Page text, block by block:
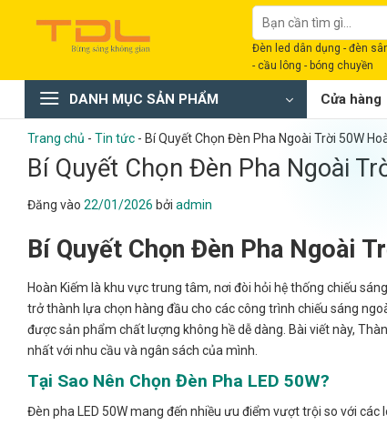
dung
Tìm
kiếm:
Đèn led dân dụng - đèn
- cầu lông - bóng chuyền
DANH MỤC SẢN PHẨM Cửa hàng
Trang chủ - Tin tức - Bí Quyết Chọn Đèn Pha Ngoài Trời 50W
Bí Quyết Chọn Đèn Pha Ngoài
Đăng vào 22/01/2026 bởi admin
Bí Quyết Chọn Đèn Pha Ngoài
Hoàn Kiếm là khu vực trung tâm, nơi đòi hỏi hệ thống chiếu
trở thành lựa chọn hàng đầu cho các công trình chiếu sáng
được sản phẩm chất lượng không hề dễ dàng. Bài viết này,
nhất với nhu cầu và ngân sách của mình.
Tại Sao Nên Chọn Đèn Pha LED 50W?
Đèn pha LED 50W mang đến nhiều ưu điểm vượt trội so với các